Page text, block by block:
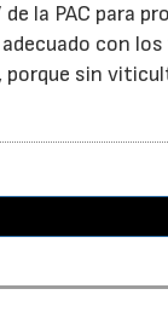
la PAC para
con
porque sin